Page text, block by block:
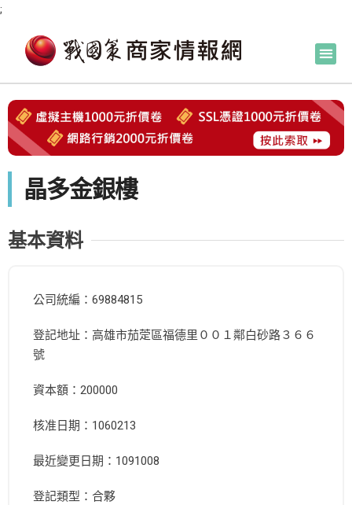
;
晶多金銀樓
基本資料
公司統編：69884815
登記地址：高雄市茄萣區福德里００１鄰白砂路３６６
號
資本額：200000
核准日期：1060213
最近變更日期：1091008
登記類型：合夥